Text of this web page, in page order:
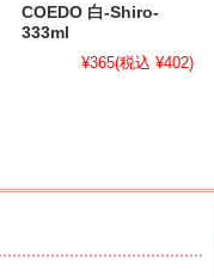
COEDO 白-Shiro-
333ml
¥365(税込 ¥402)